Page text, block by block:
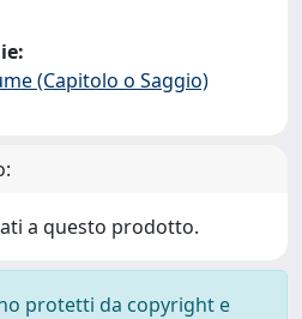
(Capitolo o Saggio)
a questo prodotto.
protetti da copyright e